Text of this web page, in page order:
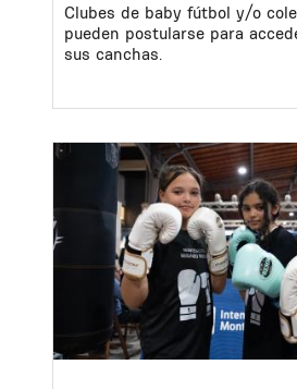
Clubes de baby fútbol y/o
pueden postularse para
sus canchas.
Image